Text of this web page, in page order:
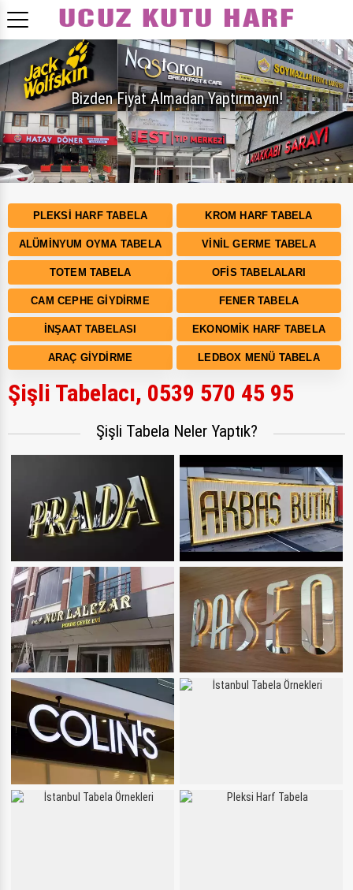
PLEKSI HARF TABELA KROM HARF TABELA
ALÜMINYUM OYMA TABELA VINIL GERME TABELA
TOTEM TABELA OFIS TABELALARI
CAM CEPHE GIYDIRME FENER TABELA
İNŞAAT TABELASI EKONOMIK HARF TABELA
ARAÇ GIYDIRME LEDBOX MENÜ TABELA
Şişli Tabelacı, 0539 570 45 95
Şişli Tabela Neler Yaptık?